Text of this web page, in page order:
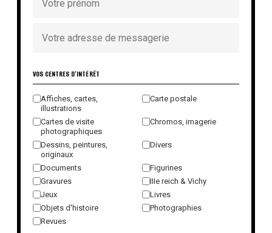
VOS CENTRES D'INTÉRÊT
Affiches, cartes,
illustrations
Carte postale
Cartes de visite
photographiques
Chromos, imagerie
Dessins, peintures,
originaux
Divers
Documents
Figurines
Gravures
IIIe reich & Vichy
Jeux
Livres
Objets d'histoire
Photographies
Revues